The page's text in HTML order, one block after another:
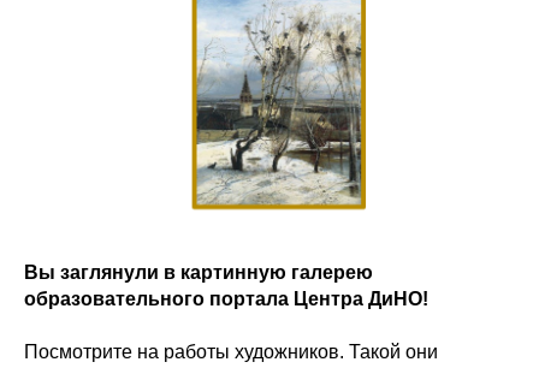
Вы заглянули в картинную галерею
образовательного портала Центра ДиНО!
Посмотрите на работы художников. Такой они